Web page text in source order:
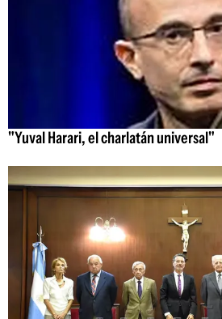
"Yuval Harari, el charlatán universal"